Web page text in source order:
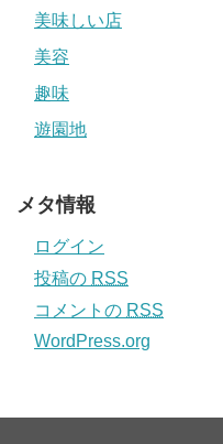
美味しい店
美容
趣味
遊園地
メタ情報
ログイン
投稿の RSS
コメントの RSS
WordPress.org